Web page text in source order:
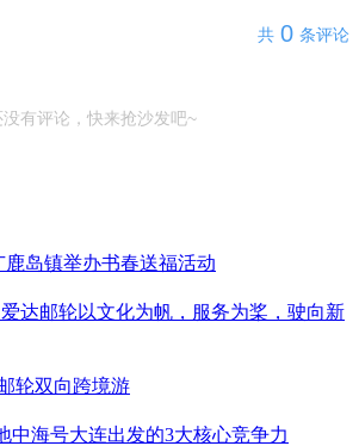
共 0 条评论
没有评论，快来抢沙发吧~
岛镇举办书春送福活动
爱达邮轮以文化为帆，服务为桨，驶向新
轮双向跨境游
中海号大连出发的3大核心竞争力